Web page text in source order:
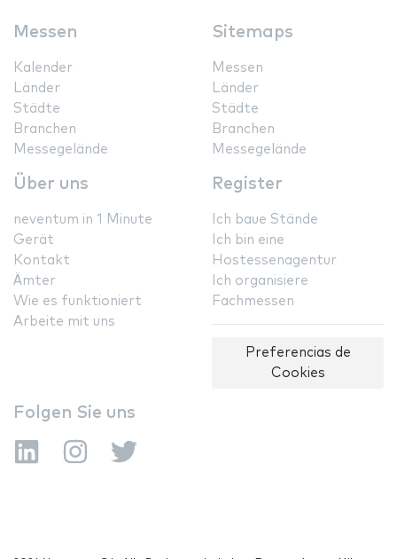
Messen
Kalender
Länder
Städte
Branchen
Messegelände
Sitemaps
Messen
Länder
Städte
Branchen
Messegelände
Über uns
neventum in 1 Minute
Gerät
Kontakt
Ämter
Wie es funktioniert
Arbeite mit uns
Register
Ich baue Stände
Ich bin eine
Hostessenagentur
Ich organisiere
Fachmessen
Preferencias de
Cookies
Folgen Sie uns